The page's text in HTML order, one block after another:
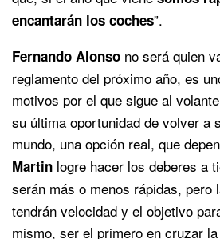
encantarán los coches”.
Fernando Alonso no será quien
reglamento del próximo año, es
motivos por el que sigue al
su última oportunidad de volver a
mundo, una opción real, que
Martin logre hacer los deberes a
serán más o menos rápidas, pero
tendrán velocidad y el objetivo
mismo, ser el primero en cruzar